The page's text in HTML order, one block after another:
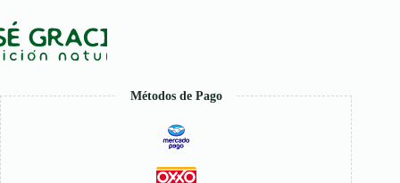
Métodos de Pago